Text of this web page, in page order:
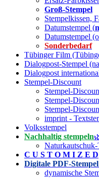
Groß-Stempel
Stempelkissen,
Datumstempel (
Datumstempel
Sonderbedarf
Tübinger Film
Dialogpost-Stempel
Dialogpost
Stempel-Discount
Stempel-
Stempel-
Stempel-
imprint -
Volksstempel
Nachhaltig stempeln
Naturkautschuk-
C U S T O M I Z E D
Digitale PDF-
dynamische